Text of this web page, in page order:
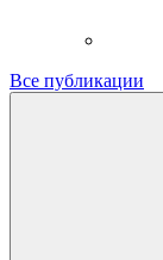
Все публикации